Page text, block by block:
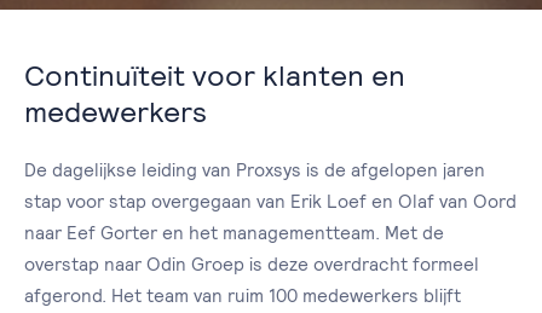
Continuïteit voor klanten en
medewerkers
De dagelijkse leiding van Proxsys is de afgelopen jaren
stap voor stap overgegaan van Erik Loef en Olaf van Oord
naar Eef Gorter en het managementteam. Met de
overstap naar Odin Groep is deze overdracht formeel
afgerond. Het team van ruim 100 medewerkers blijft